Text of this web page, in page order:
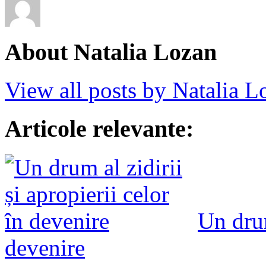
About Natalia Lozan
View all posts by Natalia
Articole relevante:
Un
devenire